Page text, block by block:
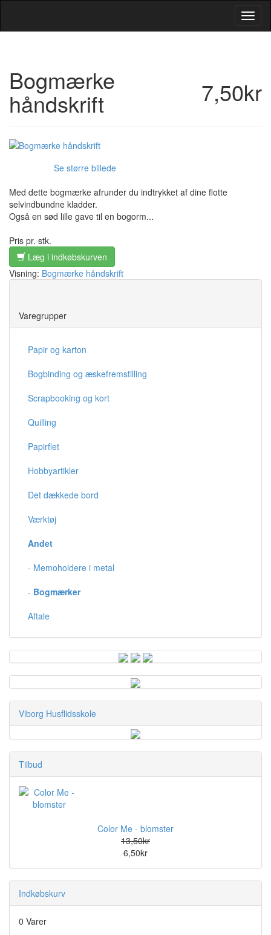
7,50kr
Bogmærke
håndskrift
Se større billede
Med dette bogmærke afrunder du indtrykket af dine flotte
selvindbundne kladder.
Også en sød lille gave til en bogorm...
Pris pr. stk.
Læg i indkøbskurven
Visning: Bogmærke håndskrift
Varegrupper
Papir og karton
Bogbinding og æskefremstilling
Scrapbooking og kort
Quilling
Papirflet
Hobbyartikler
Det dækkede bord
Værktøj
Andet
- Memoholdere i metal
- Bogmærker
Aftale
Viborg Husflidsskole
Tilbud
Color Me - blomster
13,50kr
6,50kr
Indkøbskurv
0 Varer